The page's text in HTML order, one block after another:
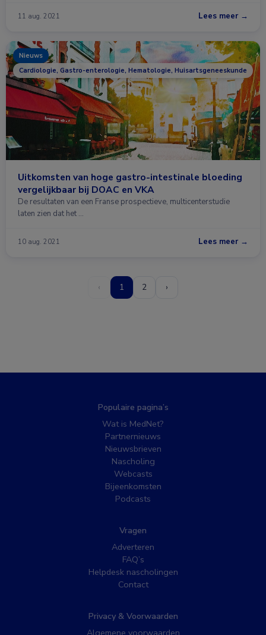
11 aug. 2021 Lees meer →
Nieuws
Cardiologie, Gastro-enterologie, Hematologie, Huisartsgeneeskunde
Uitkomsten van hoge gastro-intestinale bloeding
vergelijkbaar bij DOAC en VKA
De resultaten van een Franse prospectieve, multicenterstudie
laten zien dat het …
10 aug. 2021 Lees meer →
‹ 1 2 ›
Populaire pagina’s
Wat is MedNet?
Partnernieuws
Nieuwsbrieven
Nascholing
Webcasts
Bijeenkomsten
Podcasts
Vragen
Adverteren
FAQ’s
Helpdesk nascholingen
Contact
Privacy & Voorwaarden
Algemene voorwaarden